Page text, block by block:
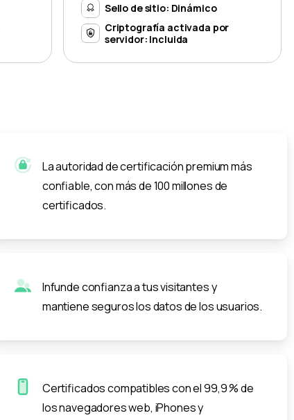
Sello de sitio: Dinámico
Criptografía activada por
servidor: Incluida
La autoridad de certificación premium más
confiable, con más de 100 millones de
certificados.
Infunde confianza a tus visitantes y
mantiene seguros los datos de los usuarios.
Certificados compatibles con el 99,9 % de
los navegadores web, iPhones y